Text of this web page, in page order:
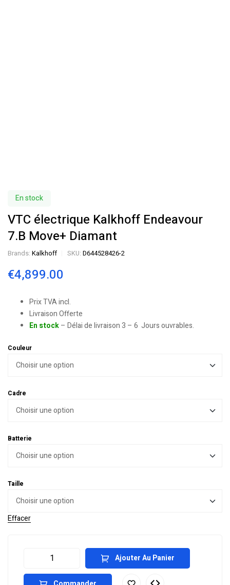
En stock
VTC électrique Kalkhoff Endeavour
7.B Move+ Diamant
Brands: Kalkhoff SKU: D644528426-2
€4,899.00
Prix TVA incl.
Livraison Offerte
En stock– Délai de livraison 3 – 6 Jours ouvrables.
Couleur
Cadre
Batterie
Taille
Effacer
Ajouter Au Panier